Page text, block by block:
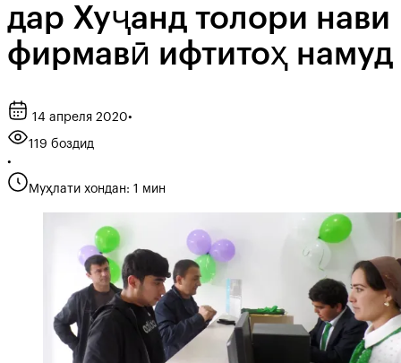
дар Хуҷанд толори нави
фирмавӣ ифтитоҳ намуд
14 апреля 2020•
119 боздид
•
Муҳлати хондан: 1 мин